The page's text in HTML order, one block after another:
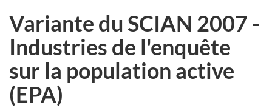
Variante du SCIAN 2007 -
Industries de l'enquête
sur la population active
(EPA)